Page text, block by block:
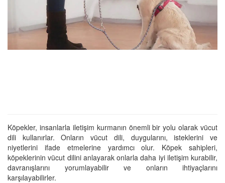
Köpekler, insanlarla iletişim kurmanın önemli bir yolu olarak vücut
dili kullanırlar. Onların vücut dili, duygularını, isteklerini ve
niyetlerini ifade etmelerine yardımcı olur. Köpek sahipleri,
köpeklerinin vücut dilini anlayarak onlarla daha iyi iletişim kurabilir,
davranışlarını yorumlayabilir ve onların ihtiyaçlarını
karşılayabilirler.